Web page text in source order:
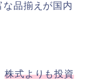
品揃えが国内
株式よりも投資